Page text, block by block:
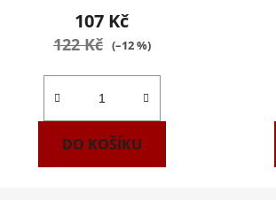
107 Kč
122 Kč (–12 %)
DO KOŠÍKU